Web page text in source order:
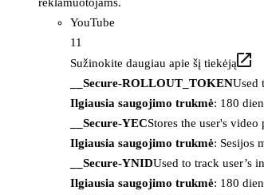
YouTube
11
Sužinokite daugiau apie šį tiekėją
__Secure-ROLLOUT_TOKENUsed
Ilgiausia saugojimo trukmė: 180
__Secure-YECStores the user's
Ilgiausia saugojimo trukmė: Sesijos
__Secure-YNIDUsed to track user’s
Ilgiausia saugojimo trukmė: 180